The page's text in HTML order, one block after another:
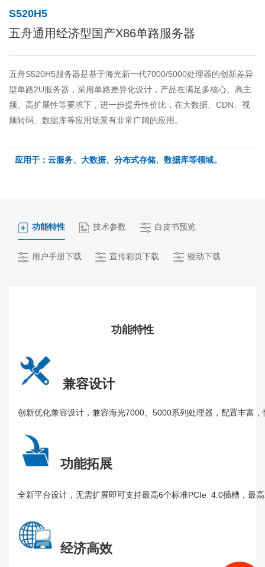
S520H5
五舟通用经济型国产X86单路服务器
五舟S520H5服务器是基于海光新一代7000/5000处理器的创新差异
型单路2U服务器，采用单路差异化设计，产品在满足多核心、高主
频、高扩展性等要求下，进一步提升性价比，在大数据、CDN、视
频转码、数据库等应用场景有非常广阔的应用。
应用于：云服务、大数据、分布式存储、数据库等领域。
功能特性 技术参数 白皮书预览
用户手册下载 宣传彩页下载 驱动下载
功能特性
兼容设计
创新优化兼容设计，兼容海光7000、5000系列处理器，配置丰富
功能拓展
全新平台设计，无需扩展即可支持最高6个标准PCIe 4.0插槽，最
经济高效